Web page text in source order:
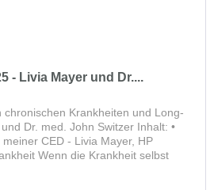
- Livia Mayer und Dr....
chronischen Krankheiten und Long-
Dr. med. John Switzer Inhalt: •
CED - Livia Mayer, HP
Wenn die Krankheit selbst